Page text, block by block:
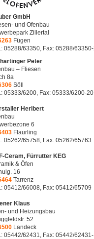
GmbH
und Ofenbau
Zillertal
Fügen
05288/63350, Fax: 05288/
Peter
– Fliesen
8a
Söll
05333/6200, Fax: 05333/6200-20
Heribert
6
Flaurling
05262/65758, Fax: 05262/65763
Ceram, Fürrutter KEG
& Öfen
16
Tarrenz
05412/66008, Fax: 05412/65709
Klaus
und Heizungsbau
52
Landeck
05442/62431, Fax: 05442/